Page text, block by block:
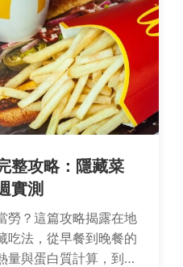
整攻略：隱藏菜
實測
勞？這篇攻略揭露在地
吃法，從早餐到晚餐的
量與蛋白質計算，到避